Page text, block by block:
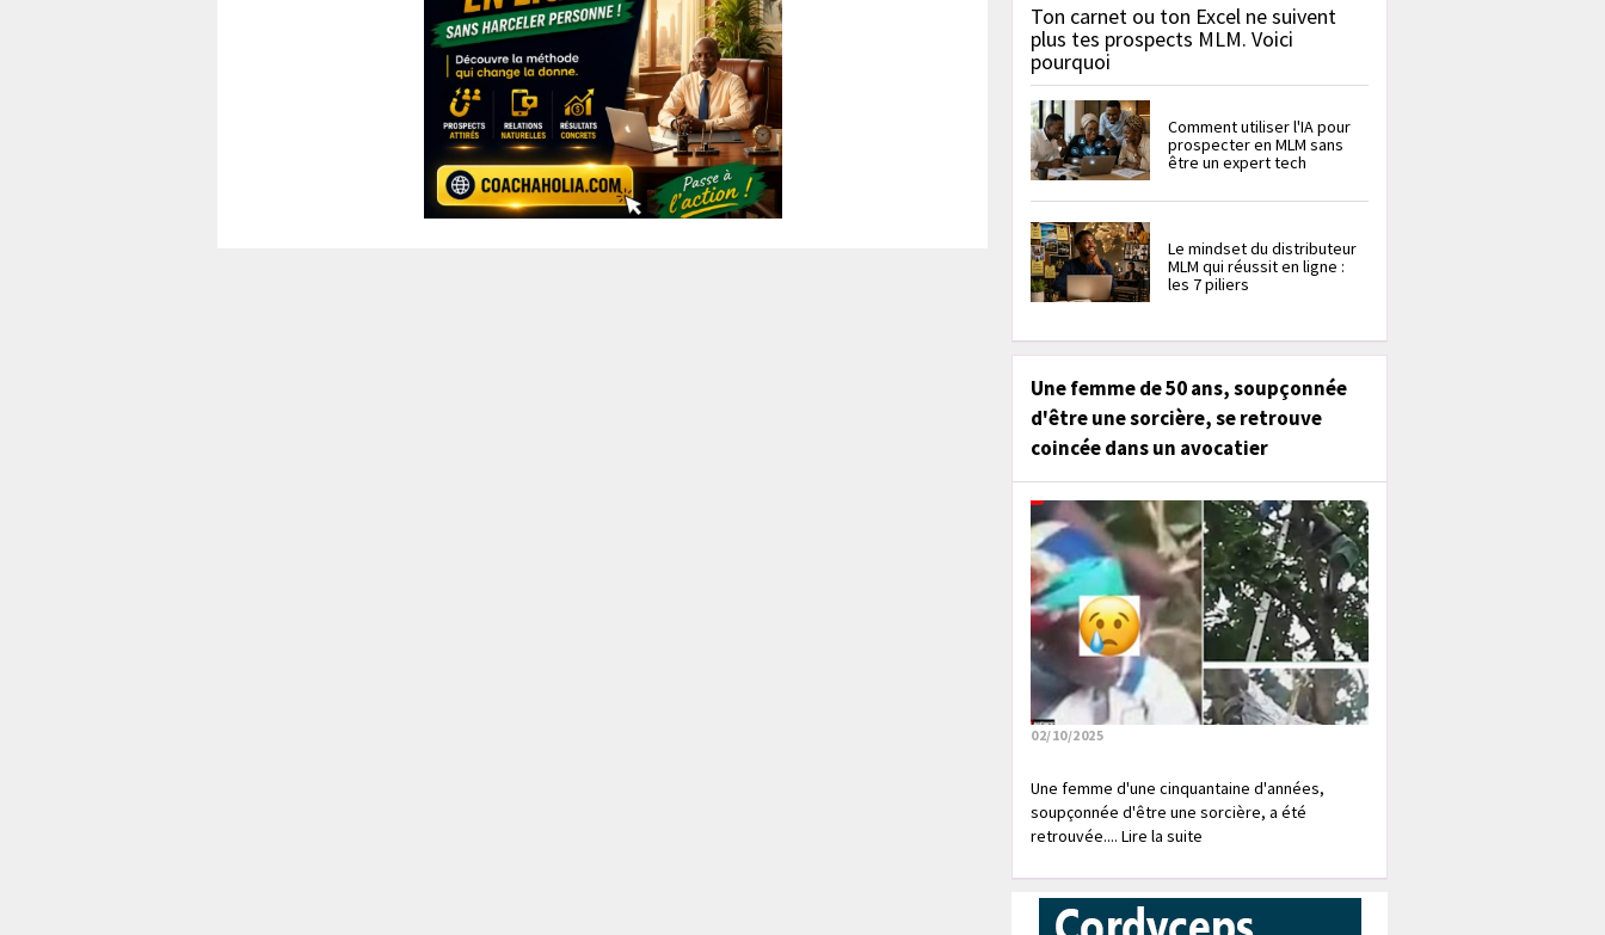
Ton carnet ou ton Excel ne suivent
plus tes prospects MLM. Voici
pourquoi
Comment utiliser l'IA pour
prospecter en MLM sans
être un expert tech
Le mindset du distributeur
MLM qui réussit en ligne :
les 7 piliers
Une femme de 50 ans, soupçonnée
d'être une sorcière, se retrouve
coincée dans un avocatier
02/10/2025
Une femme d'une cinquantaine d'années,
soupçonnée d'être une sorcière, a été
retrouvée.... Lire la suite